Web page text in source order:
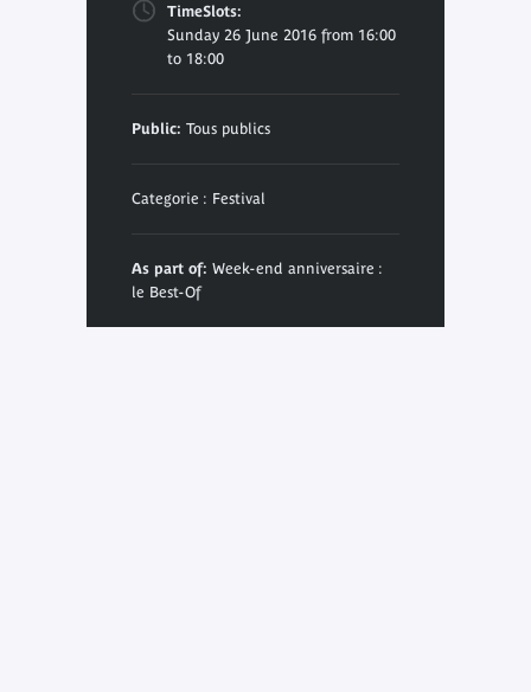
TimeSlots:
Sunday 26 June 2016 from 16:00
to 18:00
Public: Tous publics
Categorie : Festival
As part of: Week-end anniversaire :
le Best-Of